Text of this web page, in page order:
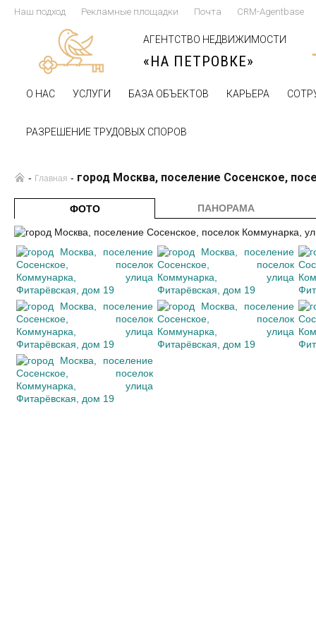
Наш подход Рекламные площадки Почта CRM-Agentbase
АГЕНТСТВО НЕДВИЖИМОСТИ
«НА ПЕТРОВКЕ»
О НАС УСЛУГИ БАЗА ОБЪЕКТОВ КАРЬЕРА
РАЗРЕШЕНИЕ ТРУДОВЫХ СПОРОВ
- Главная - город Москва, поселение Сосенское,
ФОТО ПАНОРАМА